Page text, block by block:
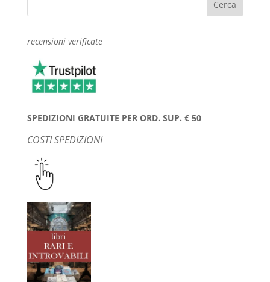
recensioni verificate
SPEDIZIONI GRATUITE PER ORD. SUP. € 50
COSTI SPEDIZIONI